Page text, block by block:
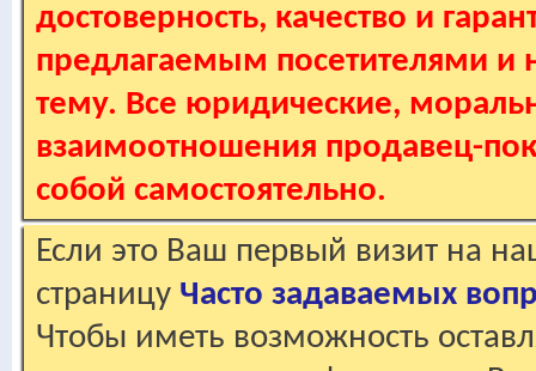
достоверность, качество и
предлагаемым посетителями и
тему. Все юридические,
взаимоотношения продавец-
собой самостоятельно.
Если это Ваш первый визит на
страницу Часто задаваемых
Чтобы иметь возможность